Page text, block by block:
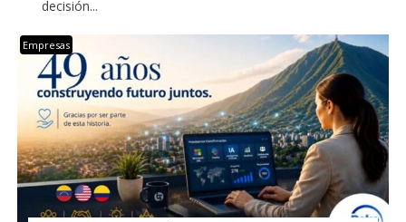
decisión...
Empresas